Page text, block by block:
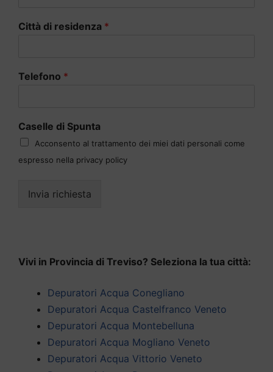
Città di residenza *
Telefono *
Caselle di Spunta
Acconsento al trattamento dei miei dati personali come
espresso nella privacy policy
Invia richiesta
Vivi in Provincia di Treviso? Seleziona la tua città:
Depuratori Acqua Conegliano
Depuratori Acqua Castelfranco Veneto
Depuratori Acqua Montebelluna
Depuratori Acqua Mogliano Veneto
Depuratori Acqua Vittorio Veneto